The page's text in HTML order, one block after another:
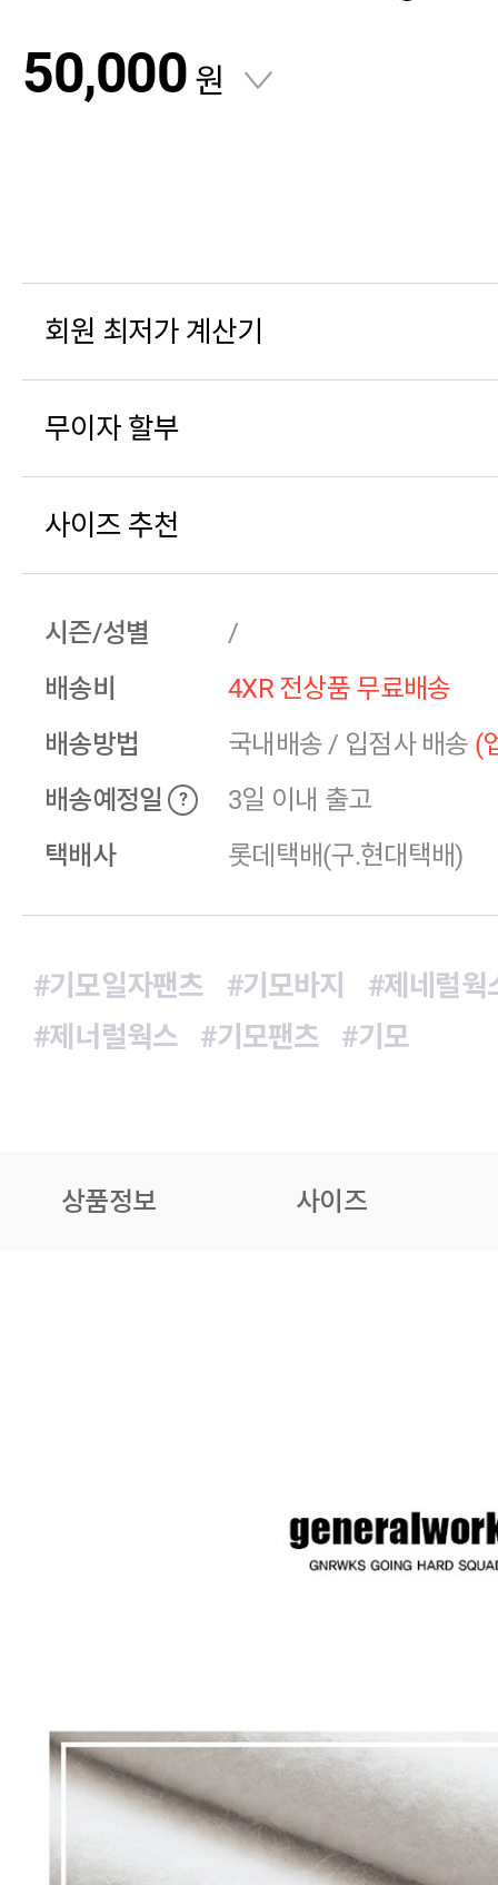
50,000 원
회원 최저가 계산기
무이자 할부
사이즈 추천
시즌/성별
/
배송비
4XR 전상품 무료배송
배송방법
국내배송 / 입점사 배송 (
배송예정일
?
3일 이내 출고
택배사
롯데택배(구.현대택배)
#기모일자팬츠 #기모바지
#제네럴웍
#제너럴웍스
#기모팬츠 #기모
상품정보 사이즈